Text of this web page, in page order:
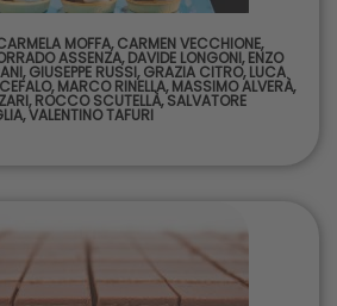
MOFFA,CARMEN VECCHIONE,
ASSENZA,DAVIDE LONGONI,ENZO
,GIUSEPPE RUSSI,GRAZIA CITRO,LUCA
,MARCO RINELLA,MASSIMO ALVERÀ,
,ROCCO SCUTELLÀ,SALVATORE
,VALENTINO TAFURI